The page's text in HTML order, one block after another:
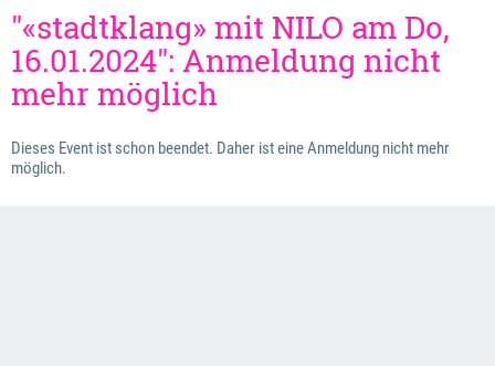
"«stadtklang» mit NILO am Do,
16.01.2024": Anmeldung nicht
mehr möglich
Dieses Event ist schon beendet. Daher ist eine Anmeldung nicht mehr
möglich.